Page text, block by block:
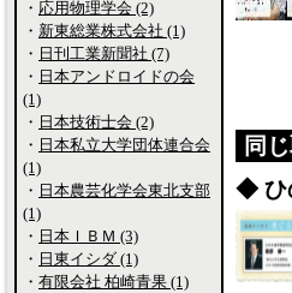
同
◆ ひ
・ 応用物理学会 (2)
・ 新東総業株式会社 (1)
・ 日刊工業新聞社 (7)
・ 日本アンドロイドの会
(1)
・ 日本技術士会 (2)
・ 日本私立大学団体連合会
(1)
・ 日本農芸化学会東北支部
(1)
・ 日本ＩＢＭ (3)
・ 日東イシダ (1)
・ 有限会社 柏崎青果 (1)